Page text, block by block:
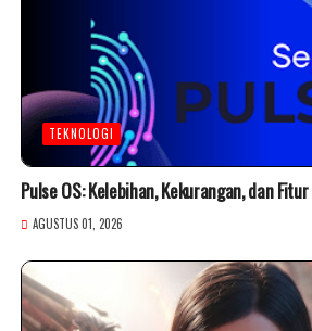
TEKNOLOGI
Pulse OS: Kelebihan, Kekurangan, dan
AGUSTUS 01, 2026